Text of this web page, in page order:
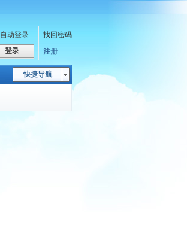
自动登录
找回密码
登录 注册
快捷导航